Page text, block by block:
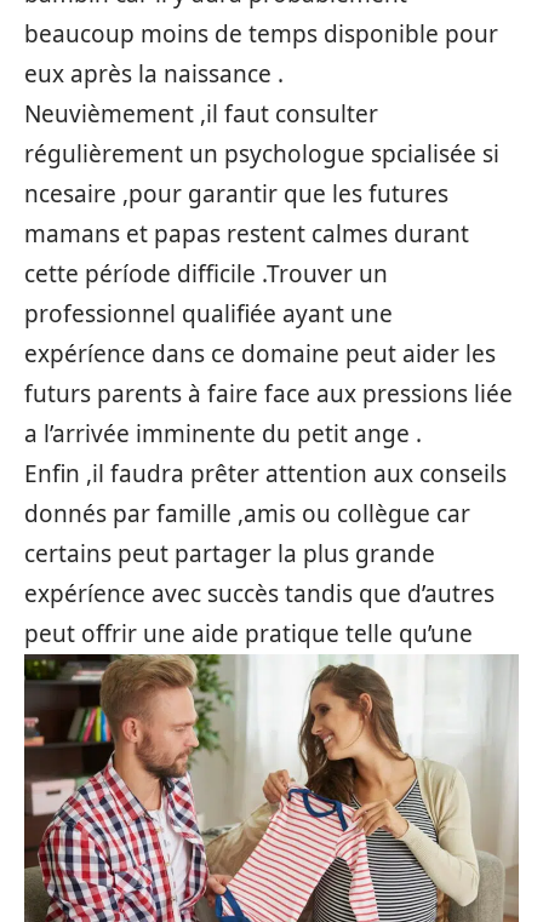
beaucoup moins de temps disponible pour
eux après la naissance .
Neuvièmement ,il faut consulter
régulièrement un psychologue spcialisée si
ncesaire ,pour garantir que les futures
mamans et papas restent calmes durant
cette péríode difficile .Trouver un
professionnel qualifiée ayant une
expéríence dans ce domaine peut aider les
futurs parents à faire face aux pressions liée
a l’arrivée imminente du petit ange .
Enfin ,il faudra prêter attention aux conseils
donnés par famille ,amis ou collègue car
certains peut partager la plus grande
expéríence avec succès tandis que d’autres
peut offrir une aide pratique telle qu’une